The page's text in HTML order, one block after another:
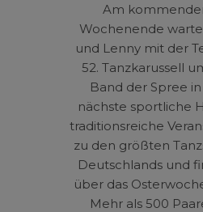
Am
Wochenende
und Lenny mit der
52. Tanzkarussell
Band der Spree
nächste sportliche
traditionsreiche
zu den größten
Deutschlands und
über das
Mehr als 500